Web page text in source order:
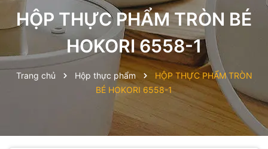
HỘP THỰC PHẨM TRÒN BÉ
HOKORI 6558-1
Trang chủ Hộp thực phẩm
HỘP THỰC PHẨM TRÒN
BÉ HOKORI 6558-1